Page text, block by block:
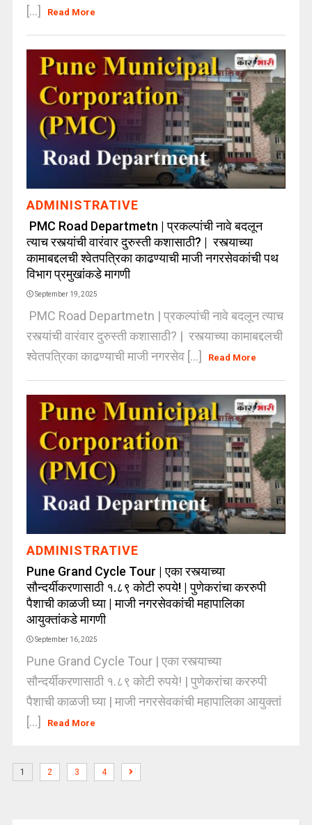
[...]
Read More
ADMINISTRATIVE
PMC Road Departmetn | प्रकल्पांची नावे बदलून
त्याच रस्त्यांची वारंवार दुरुस्ती कशासाठी? | रस्त्याच्या
कामाबद्दलची श्वेतपत्रिका काढण्याची माजी नगरसेवकांची पथ
विभाग प्रमुखांकडे मागणी
September 19, 2025
PMC Road Departmetn | प्रकल्पांची नावे बदलून त्याच
रस्त्यांची वारंवार दुरुस्ती कशासाठी? | रस्त्याच्या कामाबद्दलची
श्वेतपत्रिका काढण्याची माजी नगरसेव [...]
Read More
ADMINISTRATIVE
Pune Grand Cycle Tour | एका रस्त्याच्या
सौन्दर्यीकरणासाठी १.८९ कोटी रुपये! | पुणेकरांचा कररुपी
पैशाची काळजी घ्या | माजी नगरसेवकांची महापालिका
आयुक्तांकडे मागणी
September 16, 2025
Pune Grand Cycle Tour | एका रस्त्याच्या
सौन्दर्यीकरणासाठी १.८९ कोटी रुपये! | पुणेकरांचा कररुपी
पैशाची काळजी घ्या | माजी नगरसेवकांची महापालिका आयुक्तां
[...]
Read More
1 2 3 4